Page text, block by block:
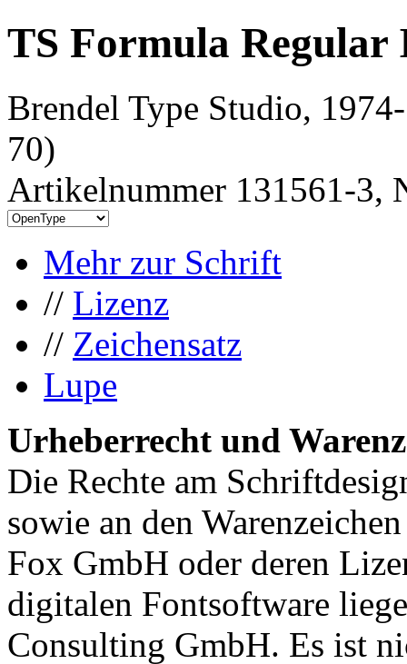
TS Formula Regular
Brendel Type Studio,
70)
Artikelnummer 131561-3,
Mehr zur Schrift
// Lizenz
// Zeichensatz
Lupe
Urheberrecht und
Die Rechte am
sowie an den
Fox GmbH oder deren
digitalen Fontsoftware
Consulting GmbH. Es ist